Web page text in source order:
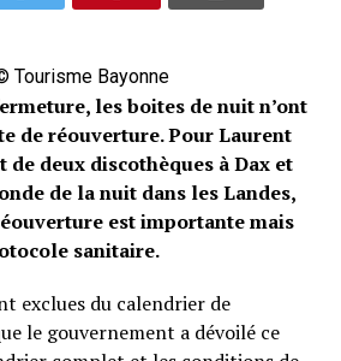
Tourisme Bayonne
les boites de nuit n’ont
de réouverture. Pour Laurent
deux discothèques à Dax et
de la nuit dans les Landes,
est importante mais
sanitaire.
exclues du calendrier de
le gouvernement a dévoilé ce